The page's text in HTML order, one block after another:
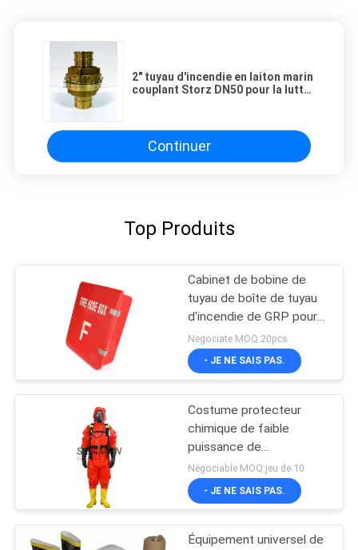
2" tuyau d'incendie en laiton marin
couplant Storz DN50 pour la lutte
Continuer
Top Produits
Cabinet de bobine de
tuyau de boîte de tuyau
d'incendie de GRP pour
la lutte contre l'incendie
marine
Negociate MOQ:20pcs
- JE NE SAIS PAS.
Costume protecteur
chimique de faible
puissance de
combinaison contre
l'incendie de costume
marin de lutte
Négociable MOQ:jeu de 10
- JE NE SAIS PAS.
Équipement universel de